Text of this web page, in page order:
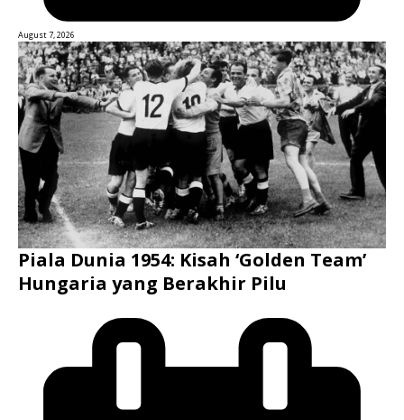
August 7, 2026
Piala Dunia 1954: Kisah ‘Golden Team’
Hungaria yang Berakhir Pilu